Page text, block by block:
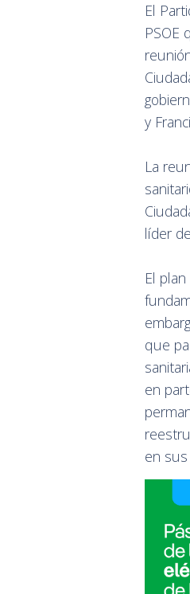
El
PSOE
y
La
líder
El
que
en
en sus